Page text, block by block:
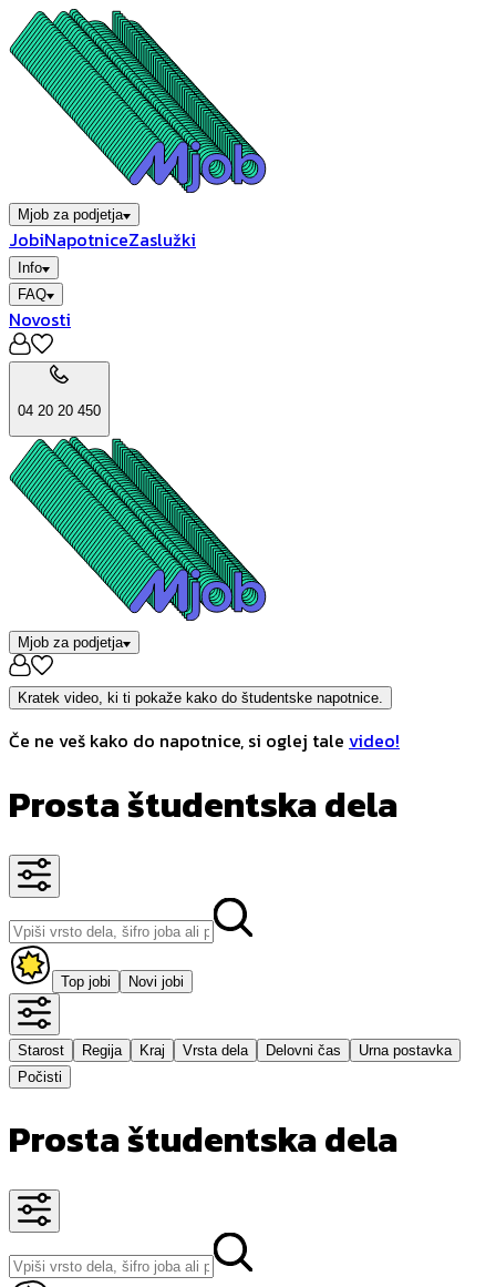
Mjob za podjetja
JobiNapotniceZaslužki
Info
FAQ
Novosti
04 20 20 450
Mjob za podjetja
Kratek video, ki ti pokaže kako do študentske napotnice.
Če ne veš kako do napotnice, si oglej tale video!
Prosta študentska dela
Top jobi Novi jobi
Starost Regija Kraj Vrsta dela Delovni čas
Urna postavka
Počisti
Prosta študentska dela